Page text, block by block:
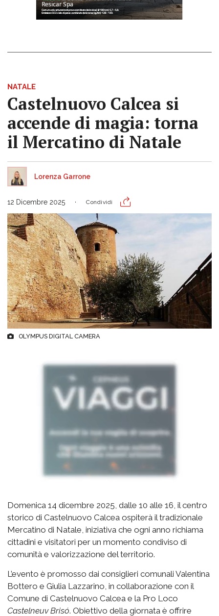
NATALE
Castelnuovo Calcea si
accende di magia: torna
il Mercatino di Natale
Lorenza Garrone
12 Dicembre 2025 Condividi
OLYMPUS DIGITAL CAMERA
Domenica 14 dicembre 2025, dalle 10 alle 16, il centro
storico di Castelnuovo Calcea ospiterà il tradizionale
Mercatino di Natale, iniziativa che ogni anno richiama
cittadini e visitatori per un momento condiviso di
comunità e valorizzazione del territorio.
L’evento è promosso dai consiglieri comunali Valentina
Bottero e Giulia Lazzarino, in collaborazione con il
Comune di Castelnuovo Calcea e la Pro Loco
Castelneuv Brisó. Obiettivo della giornata è offrire